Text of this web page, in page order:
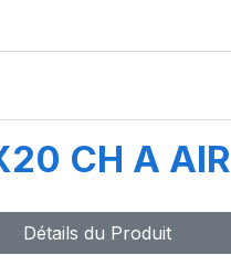
CH A AIR
Détails du Produit